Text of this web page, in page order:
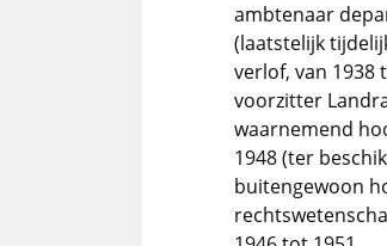
ambtenaar
(laatstelijk
verlof, van 1938
voorzitter
waarnemend
1948 (ter
buitengewoon